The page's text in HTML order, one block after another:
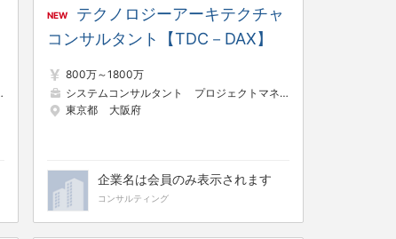
戦略コンサルタント
NEW
テクノロジーアーキテクチャ
コンサルタント【TDC－DAX】
800万～1800万
システムコンサルタント
プロジェクトマネージャー（Web・オープン系）
東京都
大阪府
企業名は会員のみ表示されます
コンサルティング